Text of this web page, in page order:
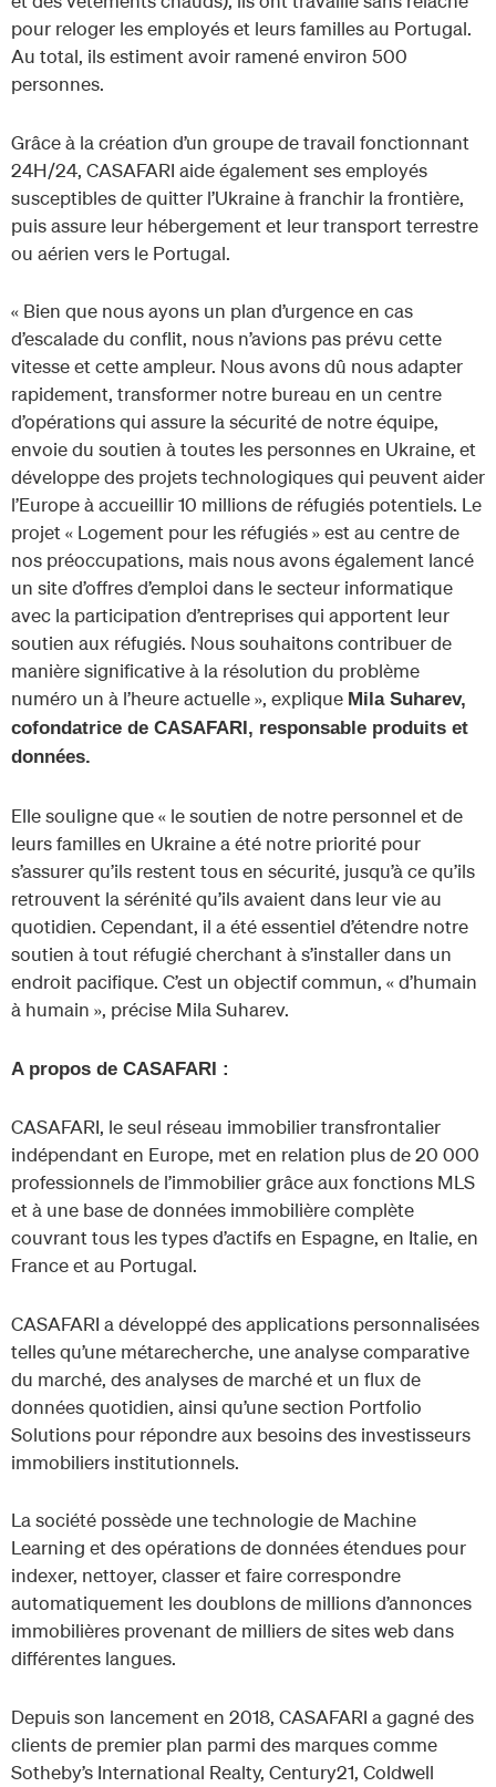
pour reloger les employés et leurs familles au Portugal.
Au total, ils estiment avoir ramené environ 500
personnes.
Grâce à la création d’un groupe de travail fonctionnant
24H/24, CASAFARI aide également ses employés
susceptibles de quitter l’Ukraine à franchir la frontière,
puis assure leur hébergement et leur transport terrestre
ou aérien vers le Portugal.
« Bien que nous ayons un plan d’urgence en cas
d’escalade du conflit, nous n’avions pas prévu cette
vitesse et cette ampleur. Nous avons dû nous adapter
rapidement, transformer notre bureau en un centre
d’opérations qui assure la sécurité de notre équipe,
envoie du soutien à toutes les personnes en Ukraine, et
développe des projets technologiques qui peuvent aider
l’Europe à accueillir 10 millions de réfugiés potentiels. Le
projet « Logement pour les réfugiés » est au centre de
nos préoccupations, mais nous avons également lancé
un site d’offres d’emploi dans le secteur informatique
avec la participation d’entreprises qui apportent leur
soutien aux réfugiés. Nous souhaitons contribuer de
manière significative à la résolution du problème
numéro un à l’heure actuelle », explique Mila Suharev,
cofondatrice de CASAFARI, responsable produits et
données.
Elle souligne que « le soutien de notre personnel et de
leurs familles en Ukraine a été notre priorité pour
s’assurer qu’ils restent tous en sécurité, jusqu’à ce qu’ils
retrouvent la sérénité qu’ils avaient dans leur vie au
quotidien. Cependant, il a été essentiel d’étendre notre
soutien à tout réfugié cherchant à s’installer dans un
endroit pacifique. C’est un objectif commun, « d’humain
à humain », précise Mila Suharev.
A propos de CASAFARI :
CASAFARI, le seul réseau immobilier transfrontalier
indépendant en Europe, met en relation plus de 20 000
professionnels de l’immobilier grâce aux fonctions MLS
et à une base de données immobilière complète
couvrant tous les types d’actifs en Espagne, en Italie, en
France et au Portugal.
CASAFARI a développé des applications personnalisées
telles qu’une métarecherche, une analyse comparative
du marché, des analyses de marché et un flux de
données quotidien, ainsi qu’une section Portfolio
Solutions pour répondre aux besoins des investisseurs
immobiliers institutionnels.
La société possède une technologie de Machine
Learning et des opérations de données étendues pour
indexer, nettoyer, classer et faire correspondre
automatiquement les doublons de millions d’annonces
immobilières provenant de milliers de sites web dans
différentes langues.
Depuis son lancement en 2018, CASAFARI a gagné des
clients de premier plan parmi des marques comme
Sotheby’s International Realty, Century21, Coldwell